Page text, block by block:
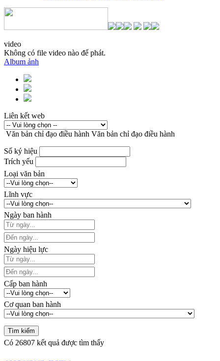
video
Không có file video nào để phát.
Album ảnh
Liên kết web
Văn bản chỉ đạo điều hành Văn bản chỉ đạo điều hành
Số ký hiệu
Trích yếu
Loại văn bản
Lĩnh vực
Ngày ban hành
Ngày hiệu lực
Cấp ban hành
Cơ quan ban hành
Có 26807 kết quả được tìm thấy